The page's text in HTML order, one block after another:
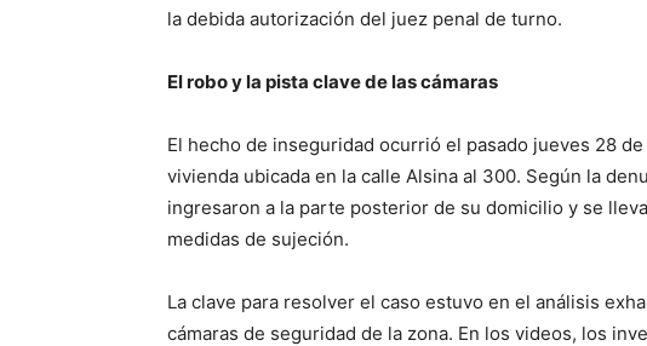
la debida autorización del juez penal de turno.
El robo y la pista clave de las cámaras
El hecho de inseguridad ocurrió el pasado jueves 28
vivienda ubicada en la calle Alsina al 300. Según la
ingresaron a la parte posterior de su domicilio y se
medidas de sujeción.
La clave para resolver el caso estuvo en el análisis
cámaras de seguridad de la zona. En los videos, los